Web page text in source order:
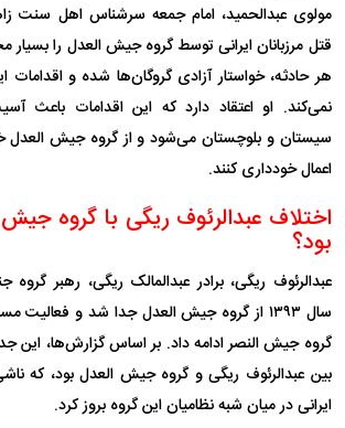
مولوی عبدالحمید، امام جمعه سرشناس اهل سنت
قتل مرزبانان ایرانی توسط گروه جیش العدل را
هر حادثه، خواستار آزادی گروگان‌ها شده و اقدامات
نمی‌کند. او اعتقاد دارد که این اقدامات باعث
سیستان و بلوچستان می‌شود و از گروه جیش العدل
اعمال خودداری کنند.
اختلاف عبدالرئوف ریگی با گروه
بود؟
عبدالرئوف ریگی، برادر عبدالمالک ریگی، رهبر گروه
سال ۱۳۹۳ از گروه جیش العدل جدا شد و فعالیت
گروه جیش النصر ادامه داد. بر اساس گزارش‌ها، این
بین عبدالرئوف ریگی و گروه جیش العدل بود، که
ایرانی در میان شبه نظامیان این گروه بروز کرد.